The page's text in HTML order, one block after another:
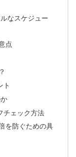
なスケジュー
点
ト
チェック方法
を防ぐための具